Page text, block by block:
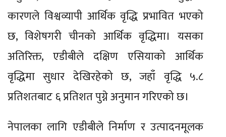
कारणले विश्वव्यापी आर्थिक वृद्धि प्रभावित भएको
छ, विशेषगरी चीनको आर्थिक वृद्धिमा। यसका
अतिरिक्त, एडीबीले दक्षिण एसियाको आर्थिक
वृद्धिमा सुधार देखिरहेको छ, जहाँ वृद्धि ५.८
प्रतिशतबाट ६ प्रतिशत पुग्ने अनुमान गरिएको छ।
नेपालका लागि एडीबीले निर्माण र उत्पादनमूलक